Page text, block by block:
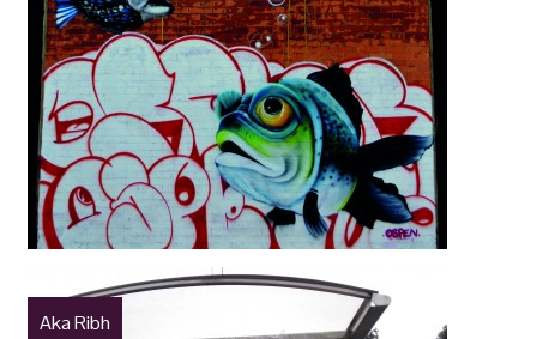
Aka Ribh